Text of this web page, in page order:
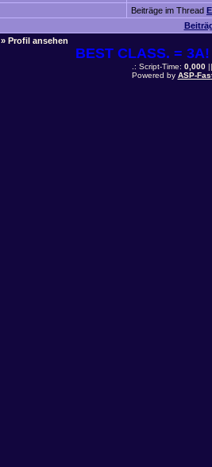
Beiträge im Thread
» Profil ansehen
BEST CLASS. =
.: Script-Time: 0,000||
Powered by ASP-